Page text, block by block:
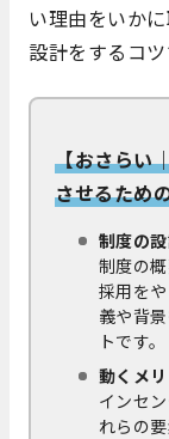
い理由をいか
設計をするコツ
【おさらい
させるため
制度の
制度の
採用を
義や背
トです。
動くメ
インセ
れらの